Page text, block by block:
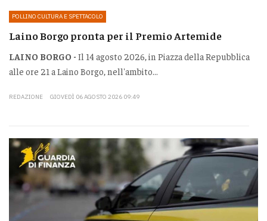
POLLINO CULTURA E SPETTACOLO
Laino Borgo pronta per il Premio Artemide
LAINO BORGO - Il 14 agosto 2026, in Piazza della Repubblica
alle ore 21 a Laino Borgo, nell'ambito...
REDAZIONE GIOVEDÌ 06 AGOSTO 2026 09:49